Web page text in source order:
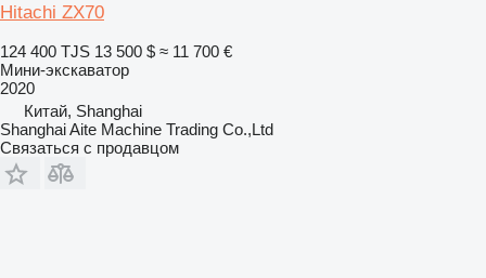
Hitachi ZX70
124 400 TJS 13 500 $ ≈ 11 700 €
Мини-экскаватор
2020
Китай, Shanghai
Shanghai Aite Machine Trading Co.,Ltd
Связаться с продавцом